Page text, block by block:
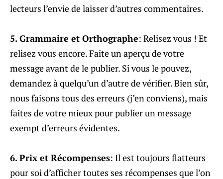
lecteurs l’envie de laisser d’autres commentaires.
5. Grammaire et Orthographe: Relisez vous ! Et
relisez vous encore. Faite un aperçu de votre
message avant de le publier. Si vous le pouvez,
demandez à quelqu’un d’autre de vérifier. Bien sûr,
nous faisons tous des erreurs (j’en conviens), mais
faites de votre mieux pour publier un message
exempt d’erreurs évidentes.
6. Prix et Récompenses: Il est toujours flatteurs
pour soi d’afficher toutes ses récompenses que l’on